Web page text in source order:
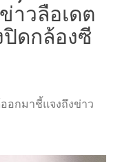
ข่าวลือเดต
ดกล้องซี
อกมาชี้แจงถึงข่าว